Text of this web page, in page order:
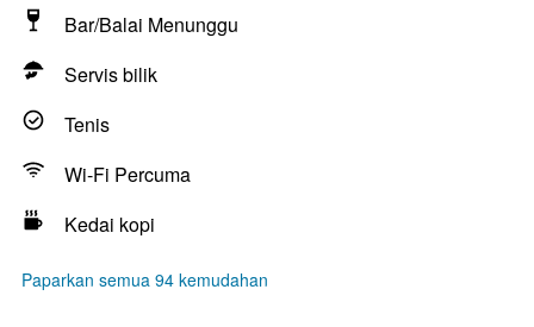
Bar/Balai Menunggu
Servis bilik
Tenis
Wi-Fi Percuma
Kedai kopi
Paparkan semua 94 kemudahan